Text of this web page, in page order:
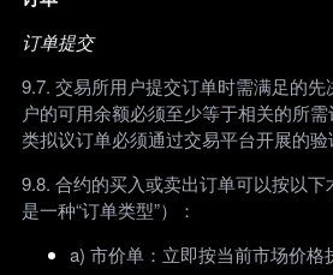
订单提交
9.7. 交易所用户提交订单时需满足的
户的可用余额必须至少等于相关的所
类拟议订单必须通过交易平台开展的验
9.8. 合约的买入或卖出订单可以按以
是一种“订单类型”）：
a) 市价单：立即按当前市场价格